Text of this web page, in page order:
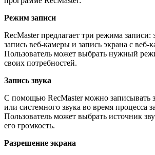
Режим записи
RecMaster предлагает три режима записи:
запись веб-камеры и запись экрана с веб-
Пользователь может выбрать нужный
своих потребностей.
Запись звука
С помощью RecMaster можно записывать
или системного звука во время процесса
Пользователь может выбрать источник
его громкость.
Разрешение экрана